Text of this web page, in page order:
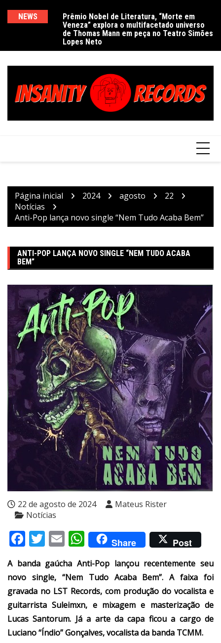
NEWS
Prêmio Nobel de Literatura, “Morte em
Veneza” explora o multifacetado universo
de Thomas Mann em peça no Teatro Simões
Lopes Neto
Página inicial 2024 agosto
22
Notícias
Anti-Pop lança novo single “Nem Tudo Acaba Bem”
ANTI-POP LANÇA NOVO SINGLE “NEM TUDO ACABA
BEM”
22 de agosto de 2024
Mateus Rister
Notícias
Facebook
Twitter
EmailWhatsApp
Share Post
A banda gaúcha Anti-Pop lançou recentemente seu
novo single, “Nem Tudo Acaba Bem”. A faixa foi
gravada no LST Records, com produção do vocalista e
guitarrista Suleimxn, e mixagem e masterização de
Lucas Santorum. Já a arte da capa ficou a cargo de
Luciano “Índio” Gonçalves, vocalista da banda TCMM.